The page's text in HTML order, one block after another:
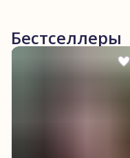
Бестселлеры